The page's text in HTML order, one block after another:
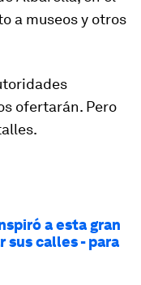
a museos y otros
ofertarán. Pero
a esta gran
calles - para